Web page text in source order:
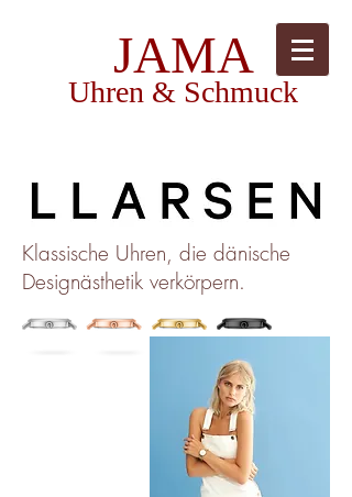
JAMA
Uhren & Schmuck
Klassische Uhren, die dänische
Designästhetik verkörpern.